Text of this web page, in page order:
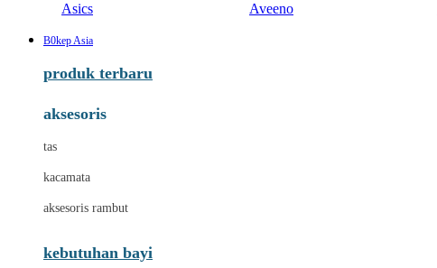
Asics Aveeno
B0kep Asia
produk terbaru
aksesoris
tas
kacamata
aksesoris rambut
kebutuhan bayi